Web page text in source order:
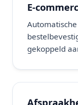
E-
gekoppeld